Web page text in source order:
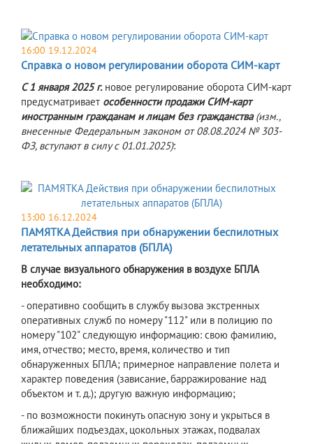
16:00 19.12.2024
Справка о новом регулировании оборота СИМ-карт
С 1 января 2025 г.новое регулирование оборота СИМ-карт
предусматривает особенности продажи СИМ-карт
иностранным гражданам и лицам без гражданства(изм.,
внесенные Федеральным законом от 08.08.2024 № 303-
ФЗ,вступают в силу с 01.01.2025):
13:00 16.12.2024
ПАМЯТКА Действия при обнаружении беспилотных
летательных аппаратов (БПЛА)
В случае визуального обнаружения в воздухе БПЛА
необходимо:
- оперативно сообщить в службу вызова экстренных
оперативных служб по номеру "112" или в полицию по
номеру "102" следующую информацию: свою фамилию,
имя, отчество; место, время, количество и тип
обнаруженных БПЛА; примерное направление полета и
характер поведения (зависание, барражирование над
объектом и т. д.); другую важную информацию;
- по возможности покинуть опасную зону и укрыться в
ближайших подъездах, цокольных этажах, подвалах